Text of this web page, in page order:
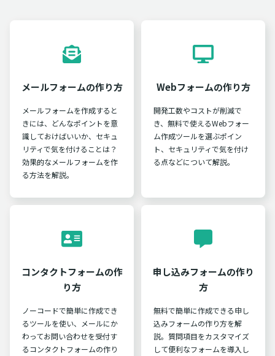
メールフォームの作り方
メールフォームを作成すると
きには、どんなポイントを意
識しておけばいいか、セキュ
リティで気を付けることは？
効果的なメールフォームを作
る方法を解説。
Webフォームの作り方
開発工数やコストが削減で
き、無料で使えるWebフォー
ム作成ツールを選ぶポイン
ト、セキュリティで気を付け
る点などについて解説。
コンタクトフォームの作
り方
ノーコードで簡単に作成でき
るツールを使い、メールにか
わってお問い合わせを受付す
るコンタクトフォームの作り
申し込みフォームの作り
方
無料で簡単に作成できる申し
込みフォームの作り方を解
説。質問項目をカスタマイズ
して便利なフォームを導入し